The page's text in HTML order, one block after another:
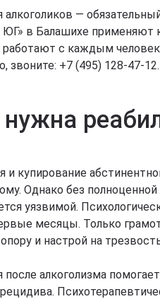
алкоголиков —
в Балашихе применяют
с каждым
звоните: +7 (495) 128-47-12.
и купирование
Однако без
уязвимой.
месяцы. Только
и настрой на
после алкоголизма